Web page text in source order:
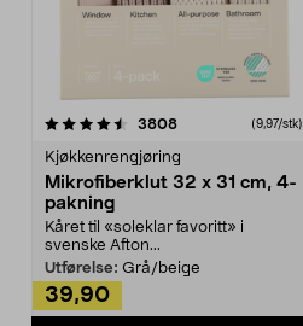
3808anmeldelser(9,97/stk)
Kjøkkenrengjøring
Mikrofiberklut 32 x 31 cm, 4-
pakning
Kåret til «soleklar favoritt» i
svenske Afton...
Utførelse: Grå/beige
39,90
4.5av 5 stjerner